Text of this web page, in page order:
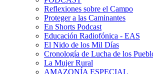
Reflexiones sobre el Campo
Proteger a las Caminantes
En Shorts Podcast
Educación Radiofónica - EAS
El Nido de los Mil Días
Cronología de Lucha de los
La Mujer Rural
AMAZONÍA ESPECIAL